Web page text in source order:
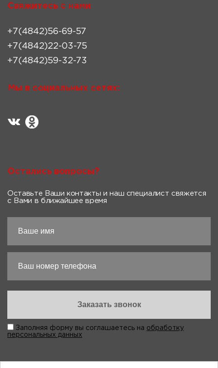
Свяжитесь с нами
+7(4842)56-69-57
+7(4842)22-03-75
+7(4842)59-32-73
Мы в социальных сетях:
Остались вопросы?
Оставьте Ваши контакты и наш специалист свяжется
с Вами в ближайшее время
Заполняя форму вы соглашаетесь на обработку
персональных данных